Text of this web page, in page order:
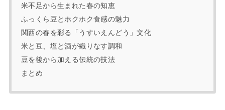
米不足から生まれた春の知恵
ふっくら豆とホクホク食感の魅力
関西の春を彩る「うすいえんどう」文化
米と豆、塩と酒が織りなす調和
豆を後から加える伝統の技法
まとめ